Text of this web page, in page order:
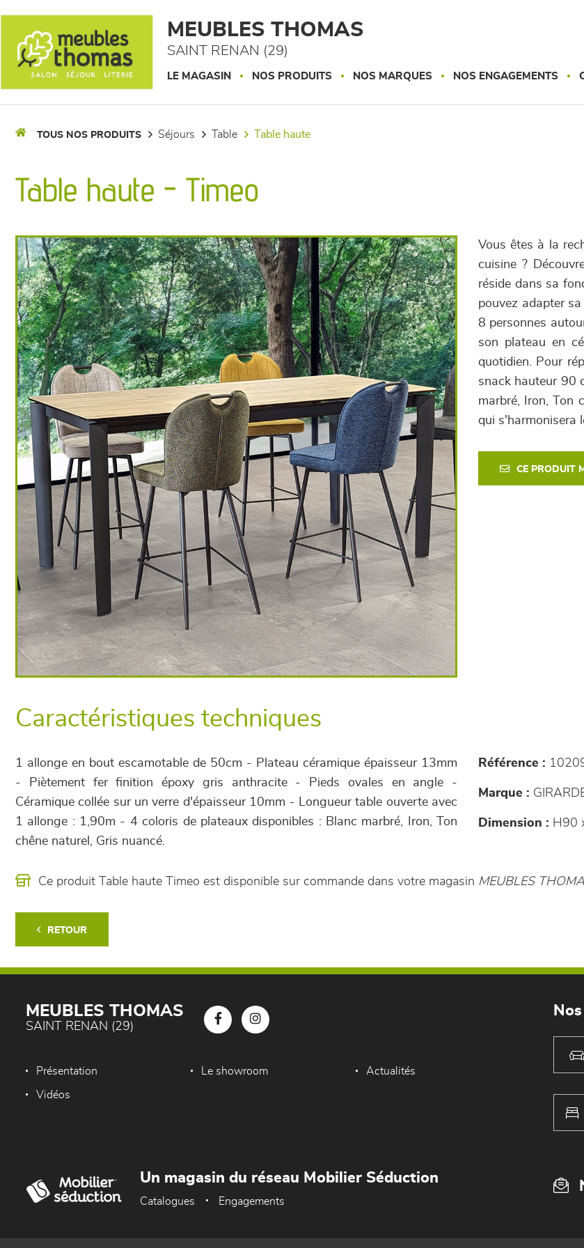
MEUBLES THOMAS
SAINT RENAN (29)
LE MAGASIN NOS PRODUITS NOS MARQUES NOS ENGAGEMENTS
TOUS NOS PRODUITS séjours table table haute
Table haute - Timeo
Vous êtes à la
cuisine ?
réside dans sa
pouvez adapter
8 personnes
son plateau en
quotidien. Pour
snack hauteur 90
marbré, Iron, Ton
qui s'harmonisera
CE PRODUIT
Caractéristiques techniques
1 allonge en bout escamotable de 50cm - Plateau céramique épaisseur 13mm
- Piètement fer finition époxy gris anthracite - Pieds ovales en angle -
Céramique collée sur un verre d'épaisseur 10mm - Longueur table ouverte avec
1 allonge : 1,90m - 4 coloris de plateaux disponibles : Blanc marbré, Iron, Ton
chêne naturel, Gris nuancé.
Référence :
Marque :
Dimension : H90
Ce produit Table haute Timeo est disponible sur commande dans votre magasin MEUBLES
RETOUR
MEUBLES THOMAS
SAINT RENAN (29)
Présentation Le showroom Actualités
Vidéos
Un magasin du réseau Mobilier Séduction
Catalogues Engagements